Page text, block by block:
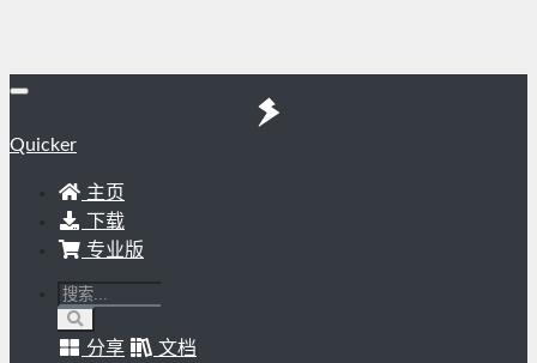
Quicker
主页
下载
专业版
分享
文档